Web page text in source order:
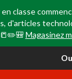
classe
d'articles
Magasinez
votre